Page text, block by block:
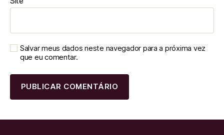
Salvar meus dados neste navegador para a próxima vez
que eu comentar.